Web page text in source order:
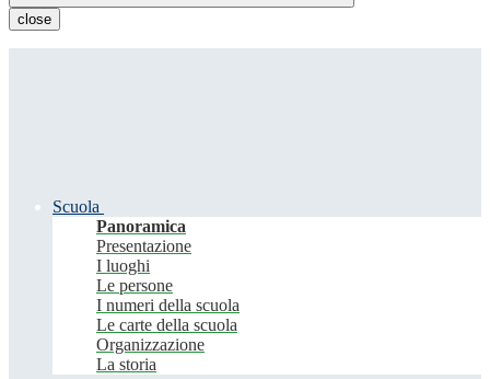
close
Scuola
Panoramica
Presentazione
I luoghi
Le persone
I numeri della scuola
Le carte della scuola
Organizzazione
La storia